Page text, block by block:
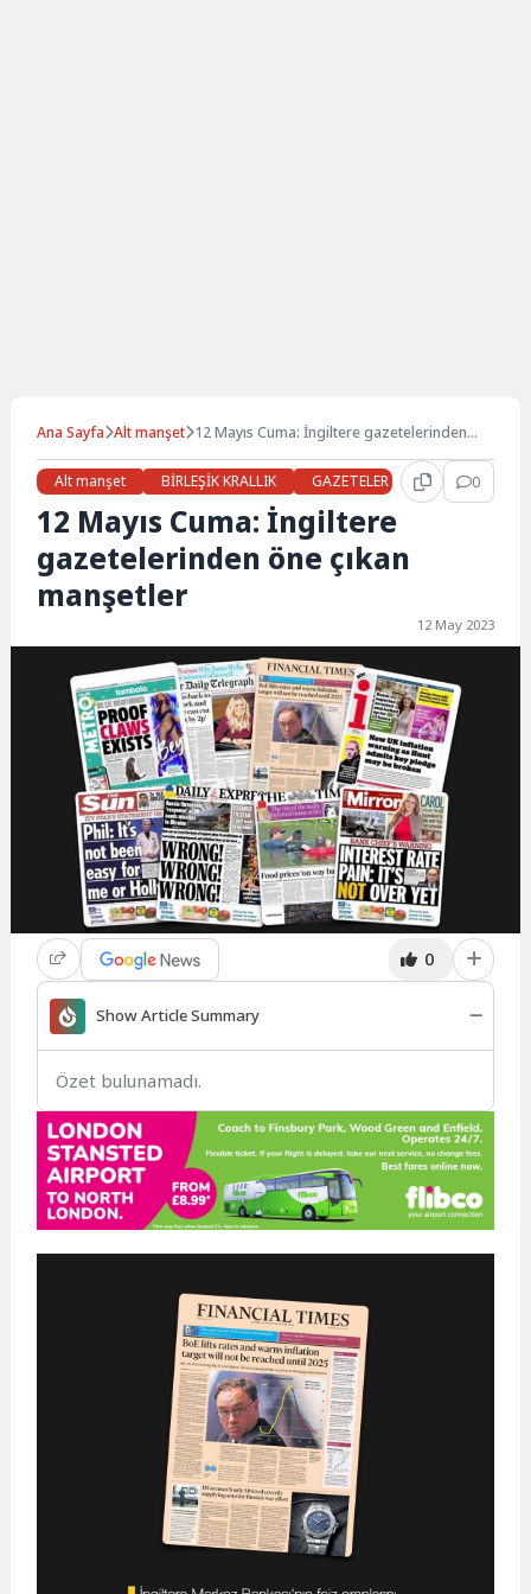
Ana Sayfa Alt manşet 12 Mayıs Cuma: İngiltere gazetelerinden
Alt manşet
BİRLEŞİK KRALLIK GAZETELER Gündem
0
12 Mayıs Cuma: İngiltere
gazetelerinden öne çıkan
manşetler
12 May 2023
0
Show Article Summary
Özet bulunamadı.